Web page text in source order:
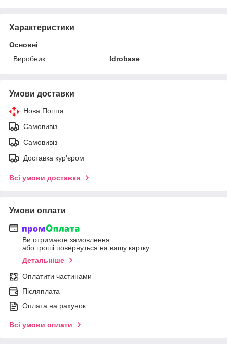
Характеристики
Основні
Виробник
Idrobase
Умови доставки
Нова Пошта
Самовивіз
Самовивіз
Доставка кур'єром
Всі умови доставки
Умови оплати
Ви отримаєте замовлення
або гроші повернуться на вашу картку
Детальніше
Оплатити частинами
Післяплата
Оплата на рахунок
Всі умови оплати